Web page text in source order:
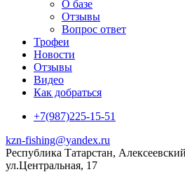
О базе
Отзывы
Вопрос ответ
Трофеи
Новости
Отзывы
Видео
Как добраться
+7(987)225-15-51
kzn-fishing@yandex.ru
Республика Татарстан,
ул.Центральная, 17